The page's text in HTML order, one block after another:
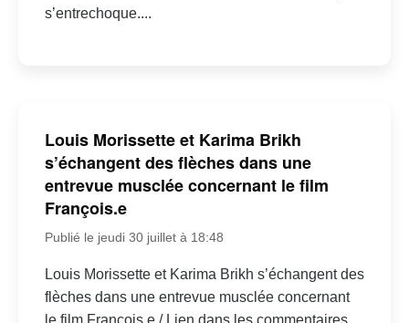
s’entrechoque....
Louis Morissette et Karima Brikh
s’échangent des flèches dans une
entrevue musclée concernant le film
François.e
Publié le jeudi 30 juillet à 18:48
Louis Morissette et Karima Brikh s’échangent des
flèches dans une entrevue musclée concernant
le film François.e / Lien dans les commentaires